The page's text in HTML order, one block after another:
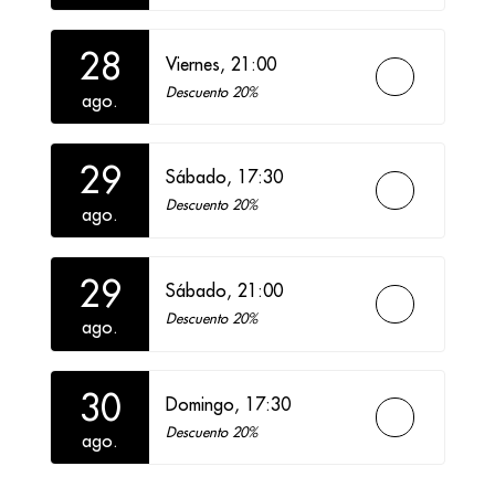
28
ago.
Viernes, 21:00
Descuento 20%
29
ago.
Sábado, 17:30
Descuento 20%
29
ago.
Sábado, 21:00
Descuento 20%
30
ago.
Domingo, 17:30
Descuento 20%